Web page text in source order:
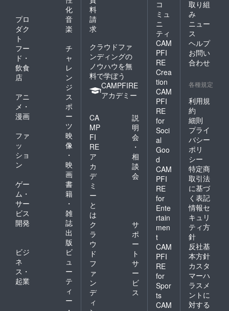
化
プロ
ダク
ト
音
楽
フー
ド・
飲食
店
チ
ャ
レ
ン
ジ
アニ
メ・
漫画
ス
ポ
ー
ツ
ファ
ッ
ショ
ン
映
像
・
映
画
ゲー
ム・
サー
ビス
開発
書
籍
・
雑
誌
出
版
ビジ
ネ
ス・
起業
ビ
ュ
ー
テ
ィ
ー
料
請
求
クラウドファ
ンディングの
ノウハウを無
料で学ぼう
CAMPFIRE
アカデミー
CA
MP
FI
RE
ア
カ
デ
ミ
ー
と
は
説
明
会
・
相
談
会
ク
ラ
ウ
ド
フ
ァ
ン
デ
ィ
サ
ポ
ー
ト
サ
ー
ビ
ス
コ
ミュ
ニ
ティ
CAM
PFI
RE
Crea
tion
CAM
PFI
RE
for
Soci
al
Goo
d
CAM
PFI
RE
for
Ente
rtain
men
t
CAM
PFI
RE
for
Spor
ts
CAM
取り組
み
ニュー
ス
ヘルプ
お問い
合わせ
各種規定
利用規
約
細則
プライ
バシー
ポリ
シー
特定商
取引法
に基づ
く表記
情報セ
キュリ
ティ方
針
反社基
本方針
カスタ
マーハ
ラスメ
ントに
対する